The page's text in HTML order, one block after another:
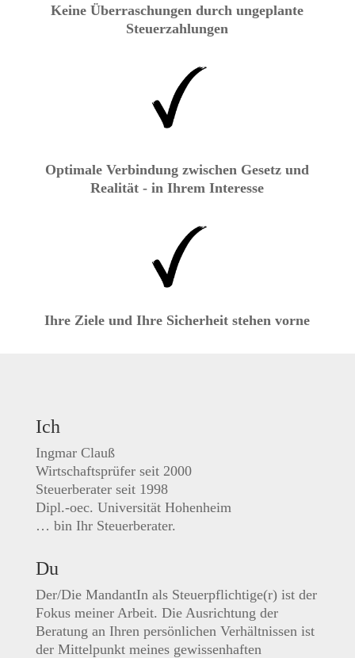
Keine Überraschungen durch ungeplante
Steuerzahlungen
Optimale Verbindung zwischen Gesetz und
Realität - in Ihrem Interesse
Ihre Ziele und Ihre Sicherheit stehen vorne
Ich
Ingmar Clauß
Wirtschaftsprüfer seit 2000
Steuerberater seit 1998
Dipl.-oec. Universität Hohenheim
… bin Ihr Steuerberater.
Du
Der/Die MandantIn als Steuerpflichtige(r) ist der
Fokus meiner Arbeit. Die Ausrichtung der
Beratung an Ihren persönlichen Verhältnissen ist
der Mittelpunkt meines gewissenhaften